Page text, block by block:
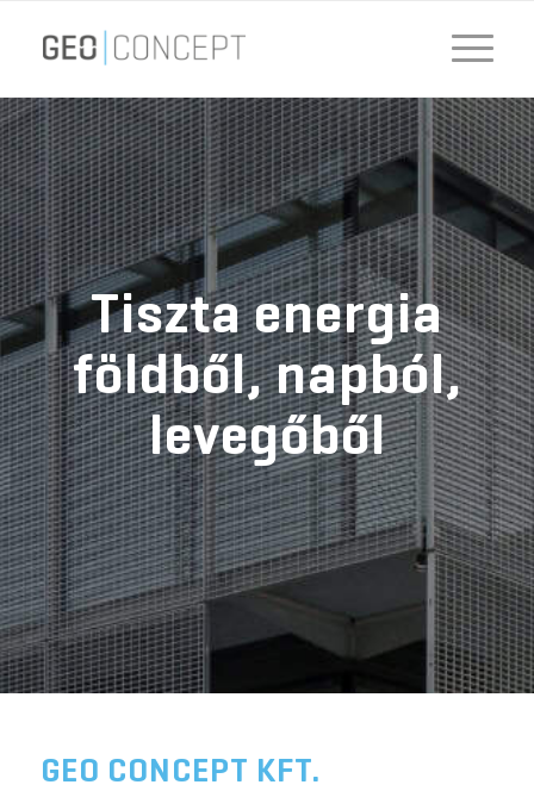
Tiszta energia
földből, napból,
levegőből
GEO CONCEPT KFT.